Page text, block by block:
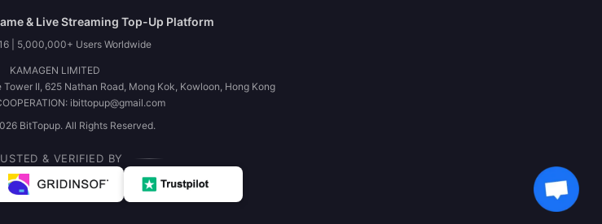
& Live Streaming Top-Up Platform
| 5,000,000+ Users Worldwide
KAMAGEN LIMITED
II, 625 Nathan Road, Mong Kok, Kowloon, Hong Kong
ibittopup@gmail.com
BitTopup. All Rights Reserved.
& VERIFIED BY